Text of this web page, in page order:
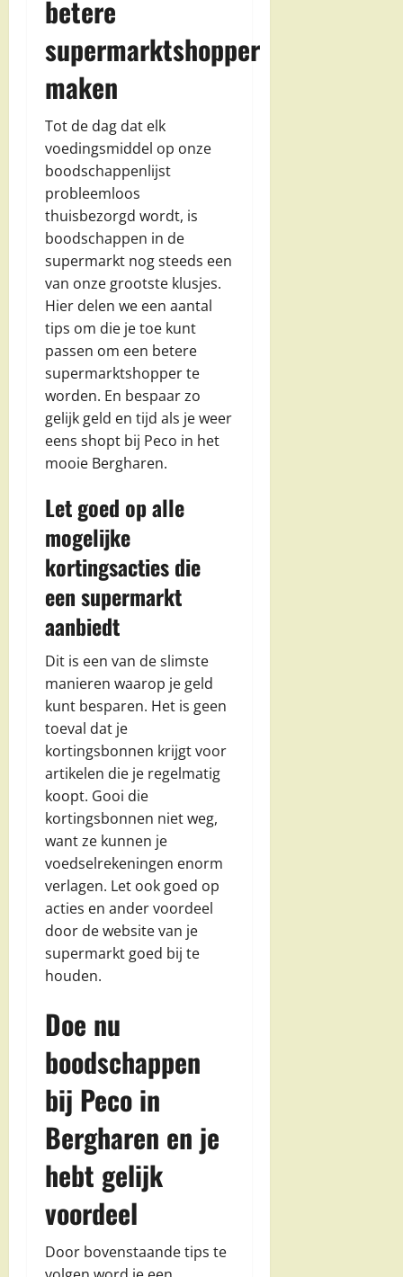
betere
supermarktshopper
maken
Tot de dag dat elk
voedingsmiddel op onze
boodschappenlijst
probleemloos
thuisbezorgd wordt, is
boodschappen in de
supermarkt nog steeds een
van onze grootste klusjes.
Hier delen we een aantal
tips om die je toe kunt
passen om een betere
supermarktshopper te
worden. En bespaar zo
gelijk geld en tijd als je weer
eens shopt bij Peco in het
mooie Bergharen.
Let goed op alle
mogelijke
kortingsacties die
een supermarkt
aanbiedt
Dit is een van de slimste
manieren waarop je geld
kunt besparen. Het is geen
toeval dat je
kortingsbonnen krijgt voor
artikelen die je regelmatig
koopt. Gooi die
kortingsbonnen niet weg,
want ze kunnen je
voedselrekeningen enorm
verlagen. Let ook goed op
acties en ander voordeel
door de website van je
supermarkt goed bij te
houden.
Doe nu
boodschappen
bij Peco in
Bergharen en je
hebt gelijk
voordeel
Door bovenstaande tips te